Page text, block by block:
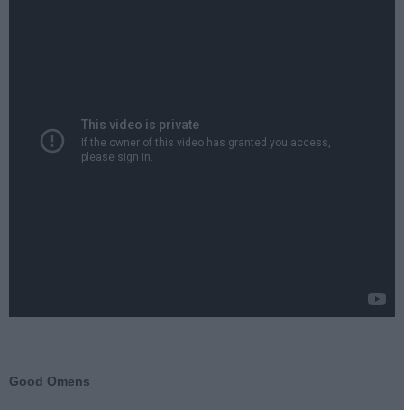
Good Omens